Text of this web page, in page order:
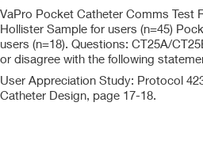
VaPro Pocket Catheter Comms Test
Hollister Sample for users (n=45)
users (n=18). Questions: CT25A/
or disagree with the following
User Appreciation Study: Protocol
Catheter Design, page 17-18.